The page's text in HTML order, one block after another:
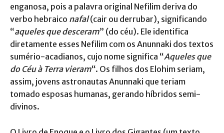
enganosa, pois a palavra original Nefilim deriva do
verbo hebraico nafal(cair ou derrubar), significando
“aqueles que desceram” (do céu). Ele identifica
diretamente esses Nefilim com os Anunnaki dos textos
sumério-acadianos, cujo nome significa “Aqueles que
do Céu à Terra vieram“. Os filhos dos Elohim seriam,
assim, jovens astronautas Anunnaki que teriam
tomado esposas humanas, gerando híbridos semi-
divinos.